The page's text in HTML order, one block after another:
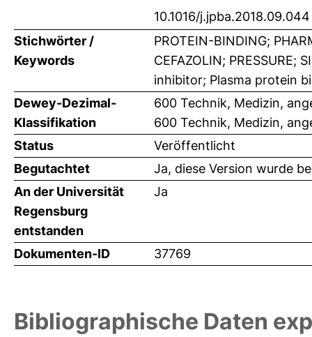
10.1016/j.jpba.2018.09.044
Stichwörter /
Keywords
PROTEIN-BINDING;
CEFAZOLIN; PRESSURE;
inhibitor; Plasma protein
Dewey-Dezimal-
Klassifikation
600 Technik, Medizin,
600 Technik, Medizin,
Status
Veröffentlicht
Begutachtet
Ja, diese Version wurde
An der Universität
Regensburg
entstanden
Ja
Dokumenten-ID 37769
Bibliographische Daten